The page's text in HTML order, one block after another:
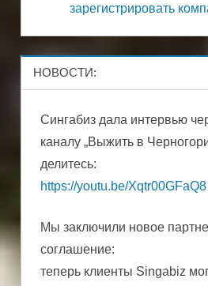
МЕСТО
СБЕРЕЖЕНИЯ
СБЕРЕЖЕНИЯ
зарегистрировать
НОВОСТИ:
Сингабиз дала интервью
каналу „Выжить в
делитесь:
https://youtu.be/Xqtr00GFaQ8
Мы заключили новое
соглашение:
теперь клиенты Singabiz